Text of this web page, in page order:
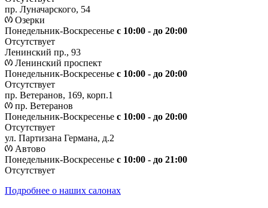
пр. Луначарского, 54
Озерки
Понедельник-Воскресенье с 10:00 - до 20:00
Отсутствует
Ленинский пр., 93
Ленинский проспект
Понедельник-Воскресенье с 10:00 - до 20:00
Отсутствует
пр. Ветеранов, 169, корп.1
пр. Ветеранов
Понедельник-Воскресенье с 10:00 - до 20:00
Отсутствует
ул. Партизана Германа, д.2
Автово
Понедельник-Воскресенье с 10:00 - до 21:00
Отсутствует
Подробнее о наших салонах